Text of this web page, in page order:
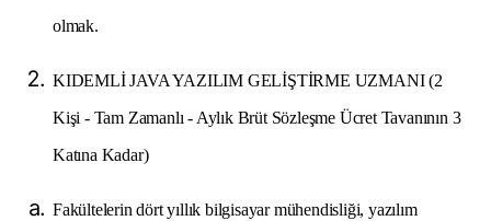
olmak.
KIDEMLİ JAVA YAZILIM GELİŞTİRME UZMANI (2
Kişi - Tam Zamanlı - Aylık Brüt Sözleşme Ücret Tavanının 3
Katına Kadar)
Fakültelerin dört yıllık bilgisayar mühendisliği, yazılım